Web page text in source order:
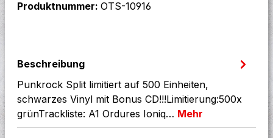
Produktnummer: OTS-10916
Beschreibung
Punkrock Split limitiert auf 500 Einheiten,
schwarzes Vinyl mit Bonus CD!!!Limitierung:500x
grünTrackliste: A1 Ordures Ioniq… Mehr